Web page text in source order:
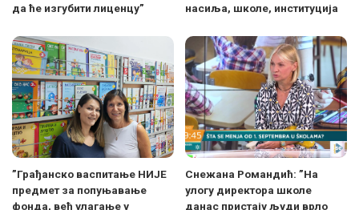
да ће изгубити лиценцу”
насиља, школе, институција
”Грађанско васпитање НИЈЕ
предмет за попуњавање
фонда, већ улагање у
Снежана Романдић: ”На
улогу директора школе
данас пристају људи врло